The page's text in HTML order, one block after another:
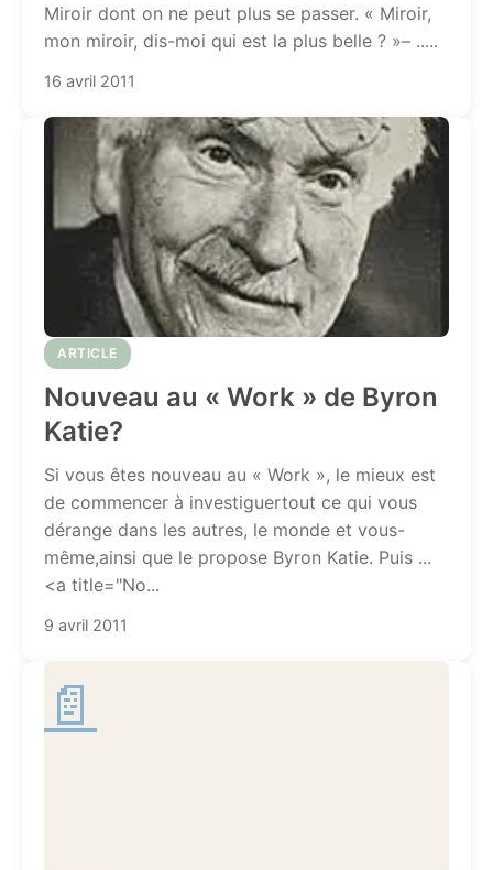
Miroir dont on ne peut plus se passer. « Miroir,
mon miroir, dis-moi qui est la plus belle ? »– .....
16 avril 2011
ARTICLE
Nouveau au « Work » de Byron
Katie?
Si vous êtes nouveau au « Work », le mieux est
de commencer à investiguertout ce qui vous
dérange dans les autres, le monde et vous-
même,ainsi que le propose Byron Katie. Puis ...
<a title="No...
9 avril 2011
📄